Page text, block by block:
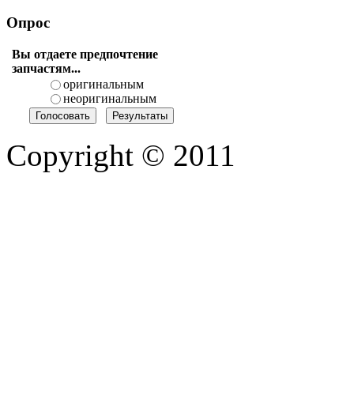
Опрос
Вы отдаете предпочтение
запчастям...
оригинальным
неоригинальным
Copyright © 2011